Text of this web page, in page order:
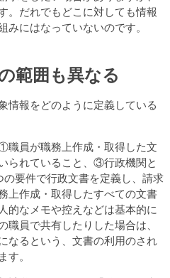
。だれでもどこに対しても情報
にはなっていないのです。
範囲も異なる
情報をどのように定義している
職員が職務上作成・取得した文
られていること、③行政機関と
要件で行政文書を定義し、請求
上作成・取得したすべての文書
的なメモや控えなどは基本的に
員で共有したりした場合は、
なるという、文書の利用のされ
。